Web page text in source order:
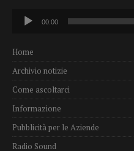
Audio
Player
00:00
Home
Archivio notizie
Come ascoltarci
Informazione
Pubblicità per le Aziende
Radio Sound